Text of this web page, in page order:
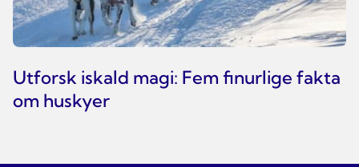
Utforsk iskald magi: Fem finurlige fakta
om huskyer